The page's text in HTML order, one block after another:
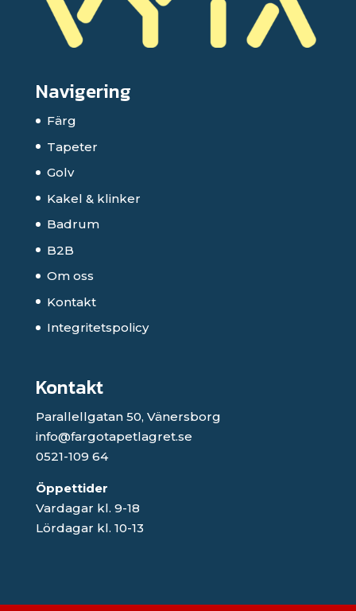
Navigering
Färg
Tapeter
Golv
Kakel & klinker
Badrum
B2B
Om oss
Kontakt
Integritetspolicy
Kontakt
Parallellgatan 50, Vänersborg
info@fargotapetlagret.se
0521-109 64
Öppettider
Vardagar kl. 9-18
Lördagar kl. 10-13